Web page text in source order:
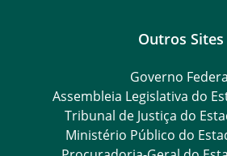
Outros Sites
Governo
Assembleia Legislativa do
Tribunal de Justiça do
Ministério Público do